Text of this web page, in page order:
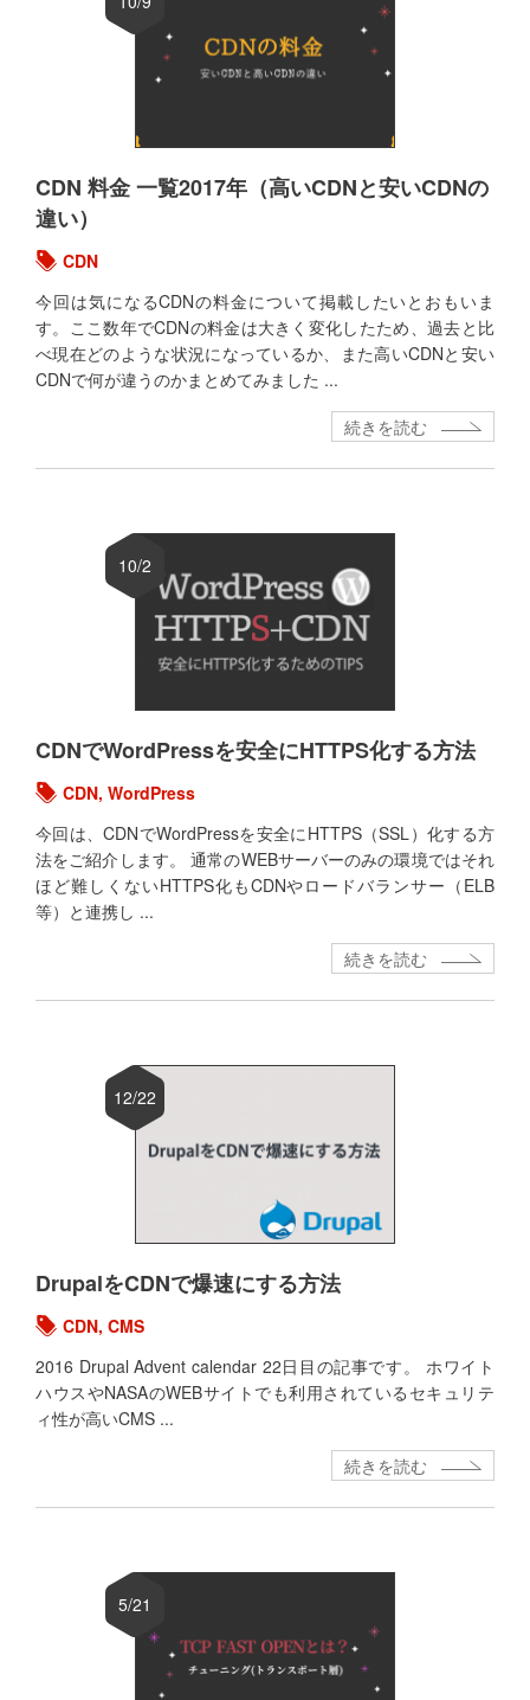
CDN 料金 一覧2017年（高いCDNと安いCDNの
違い）
CDN
今回は気になるCDNの料金について掲載したいとおもいま
す。ここ数年でCDNの料金は大きく変化したため、過去と比
べ現在どのような状況になっているか、また高いCDNと安い
CDNで何が違うのかまとめてみました ...
続きを読む
CDNでWordPressを安全にHTTPS化する方法
10/2
CDN, WordPress
今回は、CDNでWordPressを安全にHTTPS（SSL）化する方
法をご紹介します。 通常のWEBサーバーのみの環境ではそれ
ほど難しくないHTTPS化もCDNやロードバランサー（ELB
等）と連携し ...
続きを読む
DrupalをCDNで爆速にする方法
12/22
CDN, CMS
2016 Drupal Advent calendar 22日目の記事です。 ホワイト
ハウスやNASAのWEBサイトでも利用されているセキュリテ
ィ性が高いCMS ...
続きを読む
5/21